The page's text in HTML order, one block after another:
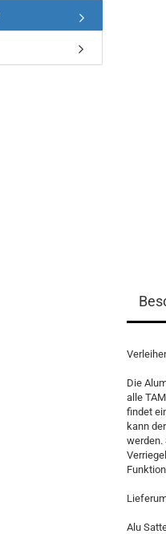
Die
alle
findet
kann
werden.
Alu